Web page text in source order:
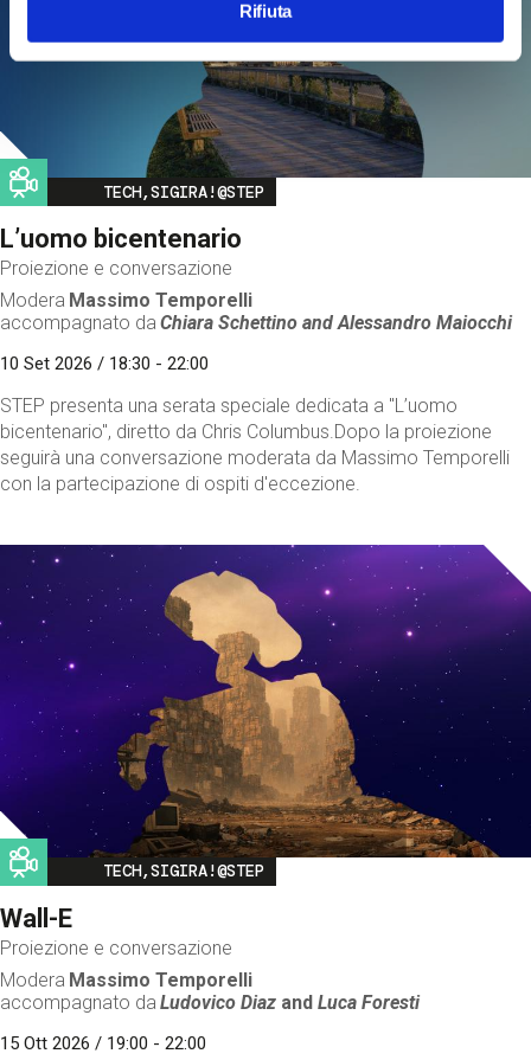
Rifiuta
Image
TECH,SIGIRA!@STEP
L’uomo bicentenario
Proiezione e conversazione
Modera Massimo Temporelli
accompagnato da Chiara Schettino andAlessandro Maiocchi
10 Set 2026 / 18:30 - 22:00
STEP presenta una serata speciale dedicata a "L’uomo
bicentenario", diretto da Chris Columbus.Dopo la proiezione
seguirà una conversazione moderata da Massimo Temporelli
con la partecipazione di ospiti d'eccezione.
Image
TECH,SIGIRA!@STEP
Wall-E
Proiezione e conversazione
Modera Massimo Temporelli
accompagnato da Ludovico Diaz andLuca Foresti
15 Ott 2026 / 19:00 - 22:00